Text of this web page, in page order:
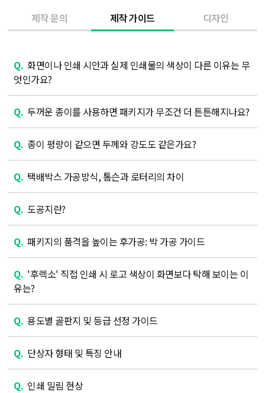
제작 문의 제작 가이드 디자인
Q. 화면이나 인쇄 시안과 실제 인쇄물의 색상이 다른 이유는 무
엇인가요?
Q. 두꺼운 종이를 사용하면 패키지가 무조건 더 튼튼해지나요?
Q. 종이 평량이 같으면 두께와 강도도 같은가요?
Q. 택배박스 가공방식, 톰슨과 로터리의 차이
Q. 도공지란?
Q. 패키지의 품격을 높이는 후가공: 박 가공 가이드
Q. '후렉소' 직접 인쇄 시 로고 색상이 화면보다 탁해 보이는 이
유는?
Q. 용도별 골판지 및 등급 선정 가이드
Q. 단상자 형태 및 특징 안내
Q. 인쇄 밀림 현상